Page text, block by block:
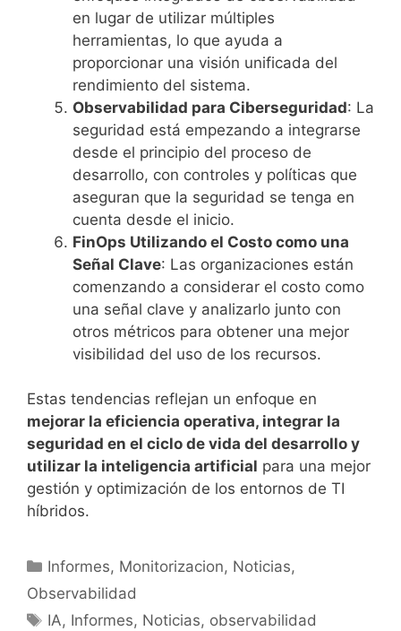
en lugar de utilizar múltiples
herramientas, lo que ayuda a
proporcionar una visión unificada del
rendimiento del sistema.
Observabilidad para Ciberseguridad: La
seguridad está empezando a integrarse
desde el principio del proceso de
desarrollo, con controles y políticas que
aseguran que la seguridad se tenga en
cuenta desde el inicio.
FinOps Utilizando el Costo como una
Señal Clave: Las organizaciones están
comenzando a considerar el costo como
una señal clave y analizarlo junto con
otros métricos para obtener una mejor
visibilidad del uso de los recursos.
Estas tendencias reflejan un enfoque en
mejorar la eficiencia operativa, integrar la
seguridad en el ciclo de vida del desarrollo y
utilizar la inteligencia artificial para una mejor
gestión y optimización de los entornos de TI
híbridos.
Categorías
Informes, Monitorizacion, Noticias,
Observabilidad
Etiquetas
IA, Informes, Noticias, observabilidad